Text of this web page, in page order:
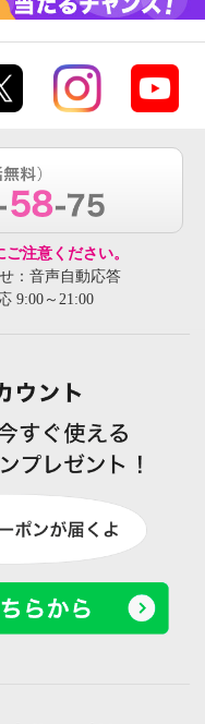
注意ください。
：音声自動応答
9:00～21:00